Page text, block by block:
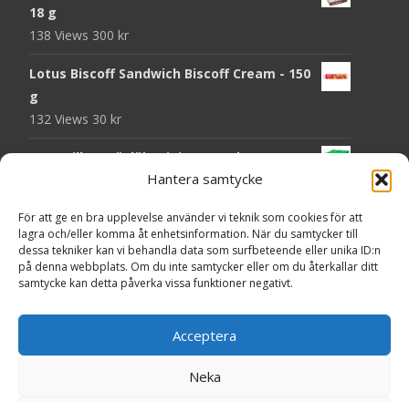
Hantera samtycke
För att ge en bra upplevelse använder vi teknik som cookies för att
lagra och/eller komma åt enhetsinformation. När du samtycker till
dessa tekniker kan vi behandla data som surfbeteende eller unika ID:n
på denna webbplats. Om du inte samtycker eller om du återkallar ditt
samtycke kan detta påverka vissa funktioner negativt.
Acceptera
Neka
18 g
138 Views 300 kr
Lotus Biscoff Sandwich Biscoff Cream - 150
g
132 Views 30 kr
OLW Dill & Gräslök Mini Storpack - 20 x 40 g
Pringles Hot Kickin' Sour Cream Chips - 160
g
127 Views50kr